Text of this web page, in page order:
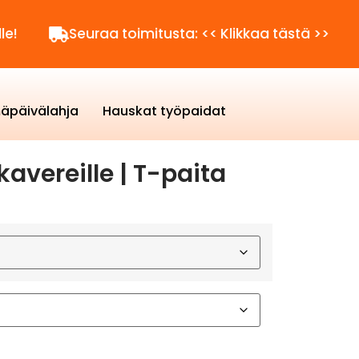
Seuraa toimitusta: << Klikkaa tästä >>
Hauskat työpaidat
| T-paita